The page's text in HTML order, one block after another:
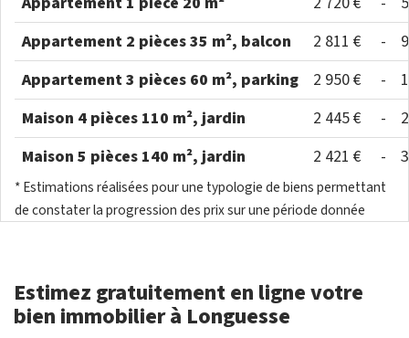
Appartement 2 pièces 35 m², balcon
2 811 € -
Appartement 3 pièces 60 m², parking
2 950 € -
Maison 4 pièces 110 m², jardin
2 445 € -
Maison 5 pièces 140 m², jardin
2 421 € -
* Estimations réalisées pour une typologie de biens permettant
de constater la progression des prix sur une période donnée
Estimez gratuitement en ligne votre
bien immobilier à Longuesse